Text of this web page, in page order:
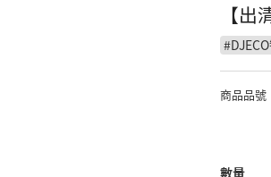
【
#
商品品號
數量